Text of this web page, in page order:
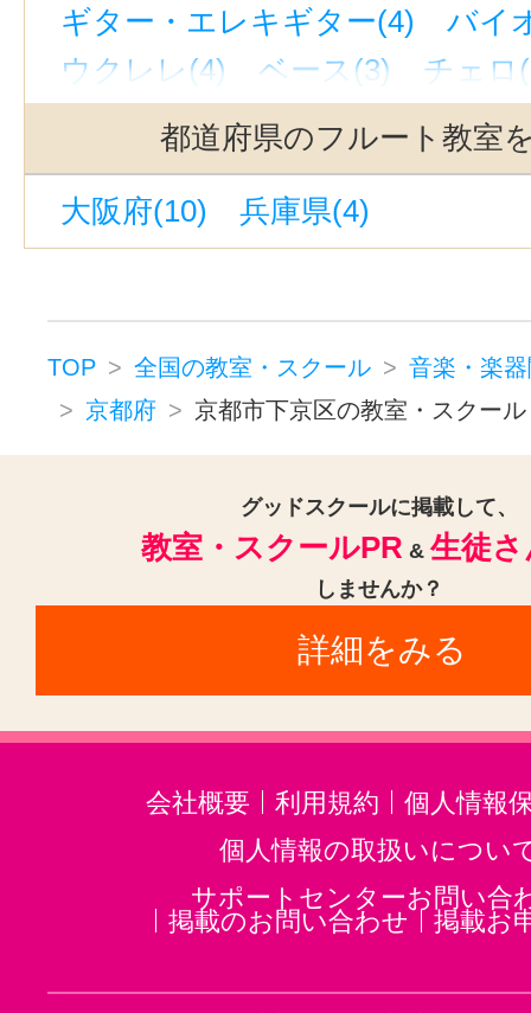
ギター・エレキギター(4)
バイ
ウクレレ(4)
ベース(3)
チェロ
ウッドベース(1)
ビオラ(2)
ピ
ジャズピアノ(1)
キーボード・
ドラム(4)
和太鼓(1)
トロンボーン(3)
チューバ(1)
トランペット(3)
クラリネット
ゴスペル(2)
ジャズ(1)
民族楽
二胡(3)
三味線(3)
沖縄三線(3)
邦楽・J-POP(3)
ホルン(2)
音楽・楽器その他(3)
都道府県のフルート教室
大阪府(10) 兵庫県(4)
TOP 全国の教室・スクール
音楽・楽
京都府
京都市下京区の教室・スクール
グッドスクールに掲載して、
教室・スクールPR & 生徒
しませんか？
詳細をみる
会社概要 利用規約
個人情報
個人情報の取扱いについ
サポートセンターお問い合
掲載のお問い合わせ
掲載お